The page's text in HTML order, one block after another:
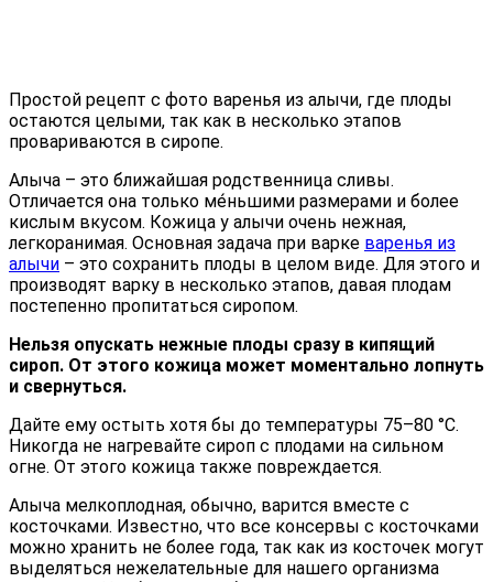
Простой рецепт с фото варенья из алычи, где плоды
остаются целыми, так как в несколько этапов
провариваются в сиропе.
Алыча – это ближайшая родственница сливы.
Отличается она только ме́ньшими размерами и более
кислым вкусом. Кожица у алычи очень нежная,
легкоранимая. Основная задача при варке варенья из
алычи – это сохранить плоды в целом виде. Для этого и
производят варку в несколько этапов, давая плодам
постепенно пропитаться сиропом.
Нельзя опускать нежные плоды сразу в кипящий
сироп. От этого кожица может моментально лопнуть
и свернуться.
Дайте ему остыть хотя бы до температуры 75–80 °С.
Никогда не нагревайте сироп с плодами на сильном
огне. От этого кожица также повреждается.
Алыча мелкоплодная, обычно, варится вместе с
косточками. Известно, что все консервы с косточками
можно хранить не более года, так как из косточек могут
выделяться нежелательные для нашего организма